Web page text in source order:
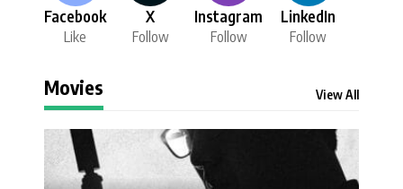
Facebook
Like
X
Follow
Instagram
Follow
LinkedIn
Follow
Movies View All